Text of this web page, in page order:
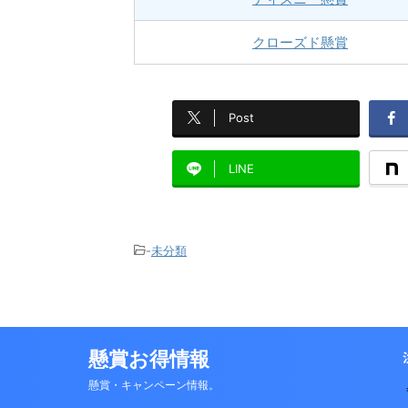
クローズド懸賞
Post
LINE
-未分類
懸賞お得情報
懸賞・キャンペーン情報。